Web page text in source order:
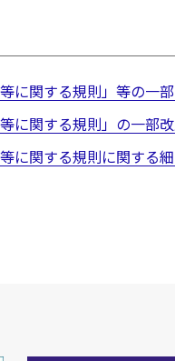
に関する規則」等の一
に関する規則」の一部改
に関する規則に関する